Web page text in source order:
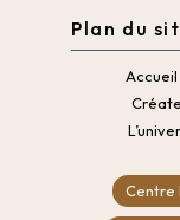
Plan du
Accueil
Centre